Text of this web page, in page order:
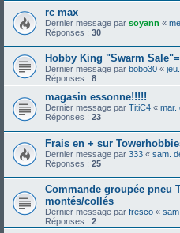
rc max
Dernier message par soyann «
Réponses : 30
Hobby King "Swarm
Dernier message par bobo30 «
Réponses : 8
magasin essonne!!!!!
Dernier message par TitiC4 « mar.
Réponses : 23
Frais en + sur
Dernier message par 333 « sam.
Réponses : 25
Commande groupée pneu
montés/collés
Dernier message par fresco «
Réponses : 2